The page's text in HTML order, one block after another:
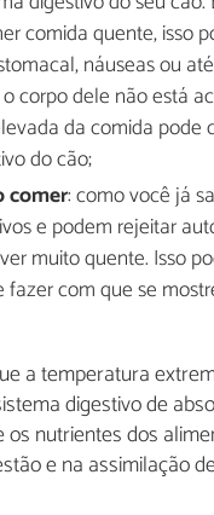
comida quente, isso
náuseas ou
corpo dele não está
da comida pode
do cão;
comer: como você já
e podem rejeitar
muito quente. Isso
fazer com que se
a temperatura
digestivo de
nutrientes dos
e na assimilação